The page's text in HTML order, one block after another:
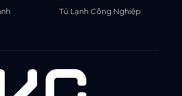
Tủ Lạnh Công Nghiệp